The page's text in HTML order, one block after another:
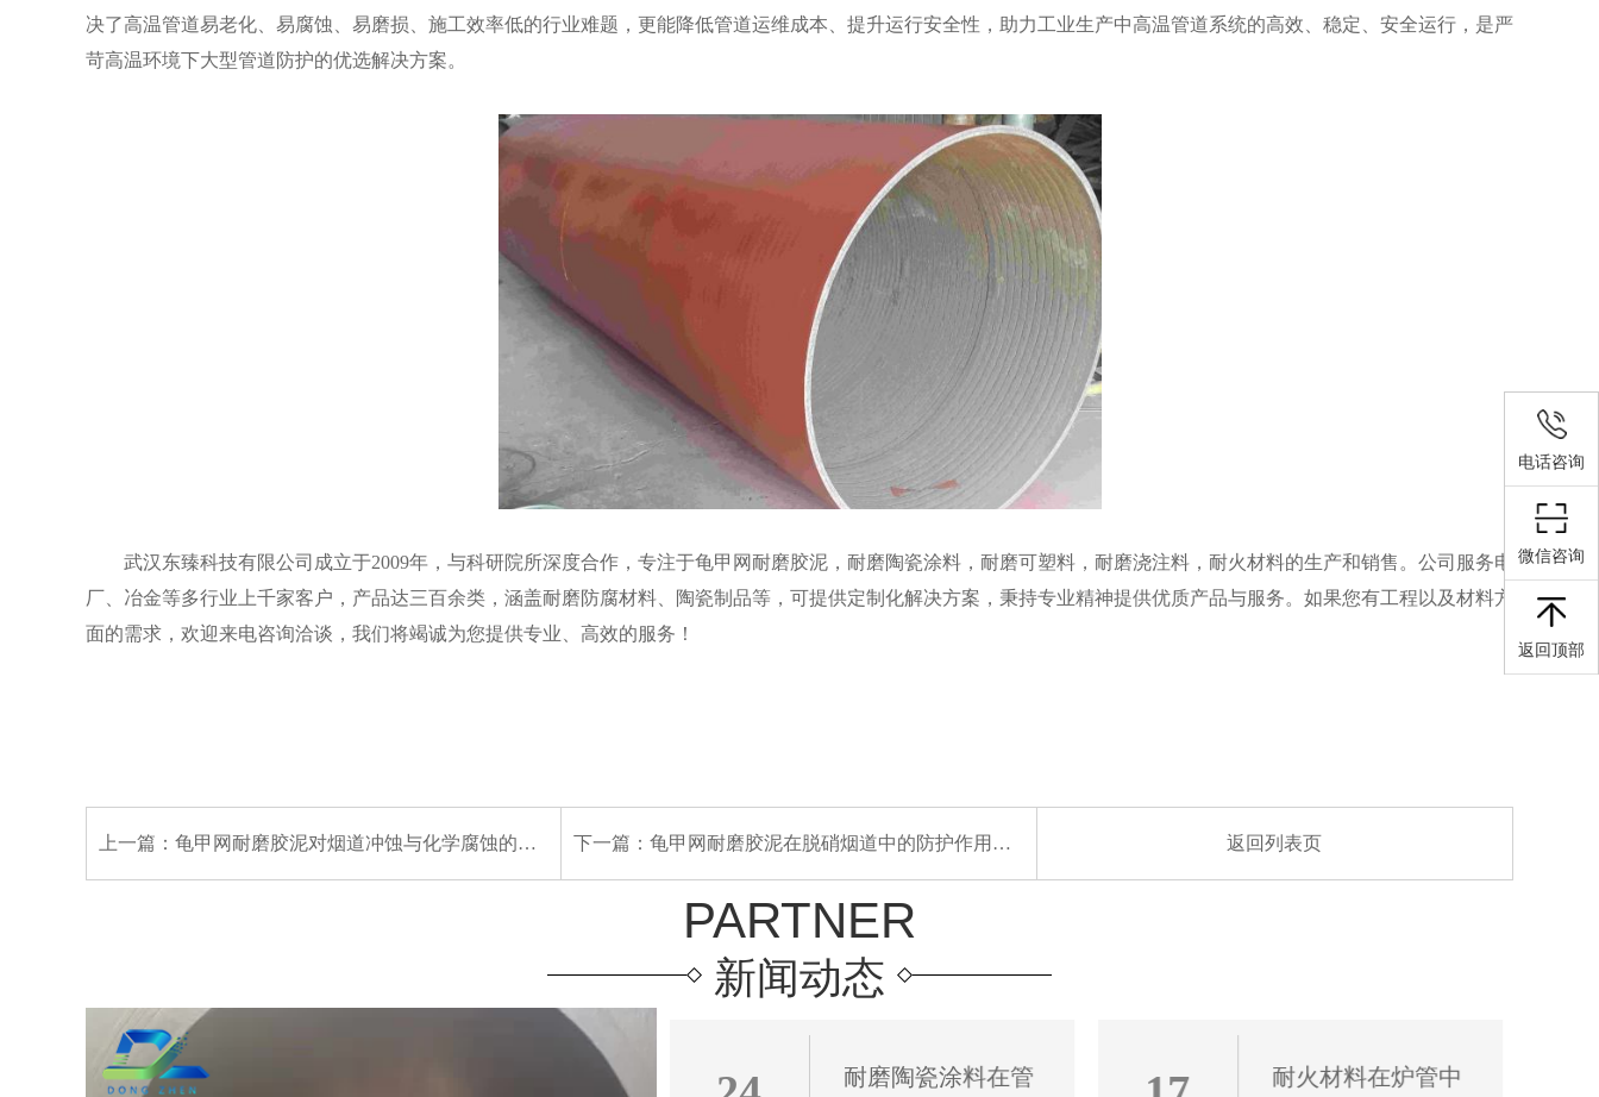
决了高温管道易老化、易腐蚀、易磨损、施工效率低的行业难题，更能降低管道运维成本、提升运行安全性，助力工业生产中高温管道系统的高效、稳定、安全运行，是严
苛高温环境下大型管道防护的优选解决方案。
武汉东臻科技有限公司成立于2009年，与科研院所深度合作，专注于龟甲网耐磨胶泥，耐磨陶瓷涂料，耐磨可塑料，耐磨浇注料，耐火材料的生产和销售。公司服务电
厂、冶金等多行业上千家客户，产品达三百余类，涵盖耐磨防腐材料、陶瓷制品等，可提供定制化解决方案，秉持专业精神提供优质产品与服务。如果您有工程以及材料方
面的需求，欢迎来电咨询洽谈，我们将竭诚为您提供专业、高效的服务！
上一篇： 龟甲网耐磨胶泥对烟道冲蚀与化学腐蚀的协同抑制作用研究 下一篇：龟甲网耐磨胶泥在脱硝烟道中的防护作用及应用价值 返回列表页
PARTNER
新闻动态
耐磨陶瓷涂料在管
耐火材料在炉管中
电话咨询
微信咨询
返回顶部